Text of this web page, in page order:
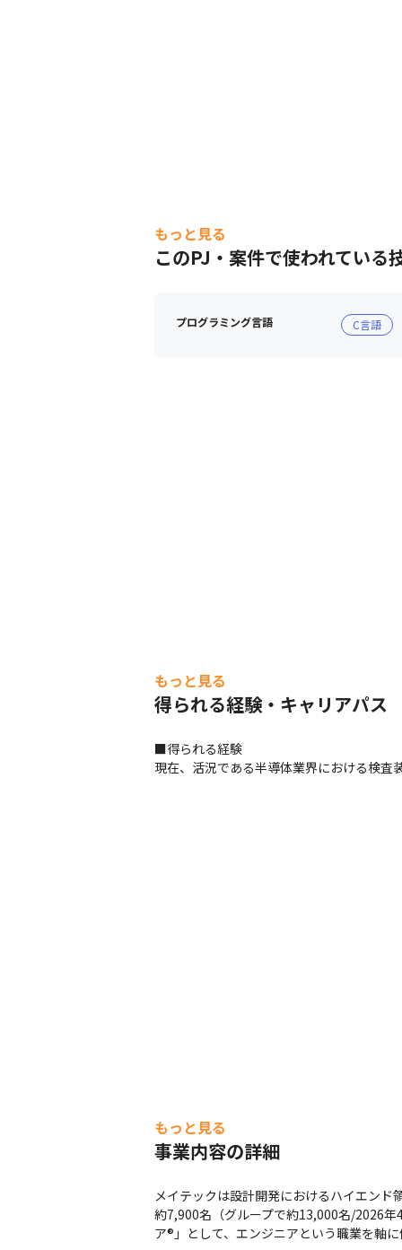
もっと見る
このPJ・案件で使われている
プログラミング言語 C言語
もっと見る
得られる経験・キャリアパス
■得られる経験
現在、活況である半導体業界における検査
もっと見る
事業内容の詳細
メイテックは設計開発におけるハイエンド
約7,900名（グループで約13,000名/2026
ア®」として、エンジニアという職業を軸